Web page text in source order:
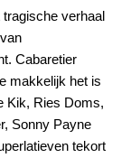
verhaal
Cabaretier
makkelijk het is
Kik, Ries Doms,
Sonny Payne
tekort